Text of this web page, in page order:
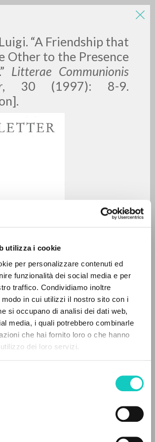
utilizza i cookie
per personalizzare contenuti ed
funzionalità dei social media e per
traffico. Condividiamo inoltre
in cui utilizzi il nostro sito con i
si occupano di analisi dei dati web,
media, i quali potrebbero combinarle
che hai fornito loro o che hanno
dei loro servizi.
“A Friendship that
Other to the Presence
Litterae Communionis
, 30 (1997): 8-9.
Newsletter
LUIGI
RESULTS FOUND
MORE RESULTS